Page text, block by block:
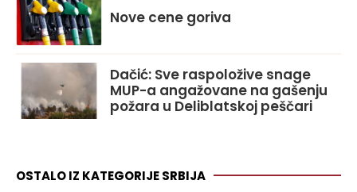
Nove cene goriva
Dačić: Sve raspoložive snage
MUP-a angažovane na gašenju
požara u Deliblatskoj peščari
OSTALO IZ KATEGORIJE SRBIJA